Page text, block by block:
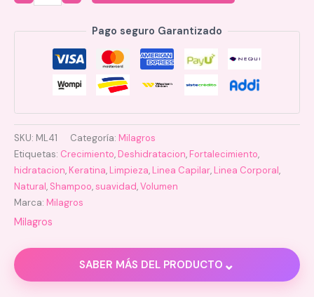
Pago seguro Garantizado
SKU: ML41 Categoría: Milagros
Etiquetas: Crecimiento, Deshidratacion, Fortalecimiento,
hidratacion, Keratina, Limpieza, Linea Capilar, Linea Corporal,
Natural, Shampoo,suavidad,Volumen
Marca: Milagros
Milagros
SABER MÁS DEL PRODUCTO ⌄